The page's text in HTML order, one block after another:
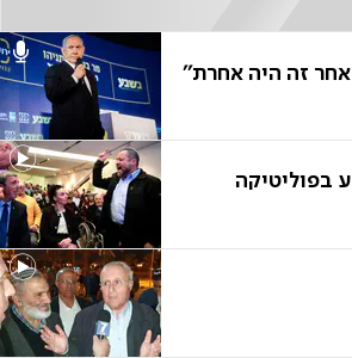
זה היה אחרת''
בפוליטיקה